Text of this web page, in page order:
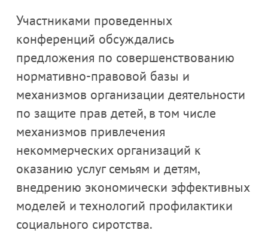
Участниками проведенных
конференций обсуждались
предложения по совершенствованию
нормативно-правовой базы и
механизмов организации деятельности
по защите прав детей, в том числе
механизмов привлечения
некоммерческих организаций к
оказанию услуг семьям и детям,
внедрению экономически эффективных
моделей и технологий профилактики
социального сиротства.